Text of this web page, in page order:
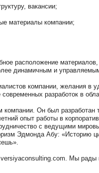
вакансии;
материалы компании;
расположение материалов,
динамичным и
компании, желания в
разработок в
компании. Он был разработан
опыт работы в
с ведущими
Эдмонда Абу: «Историю
Мы рады